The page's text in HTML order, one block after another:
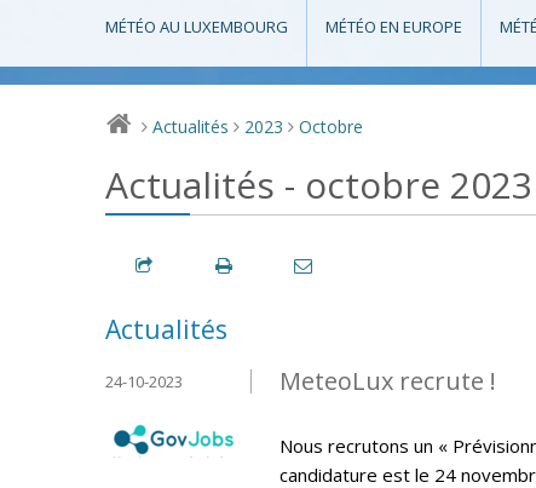
MÉTÉO AU LUXEMBOURG MÉTÉO EN EUROPE
> Actualités > 2023 > Octobre
Actualités - octobre 2023
Actualités
MeteoLux recrute !
24-10-2023
Nous recrutons un «
candidature est le 24